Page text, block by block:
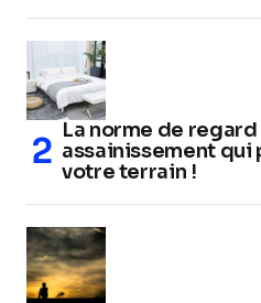
La norme de
assainissement
votre terrain !